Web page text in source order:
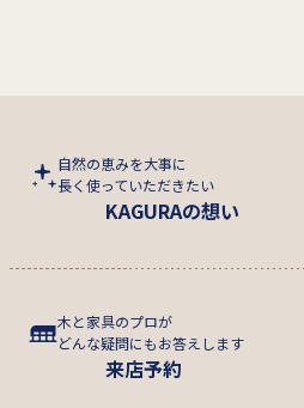
自然の恵みを大事に
長く使っていただきたい
KAGURAの想い
木と家具のプロが
どんな疑問にもお答えします
来店予約